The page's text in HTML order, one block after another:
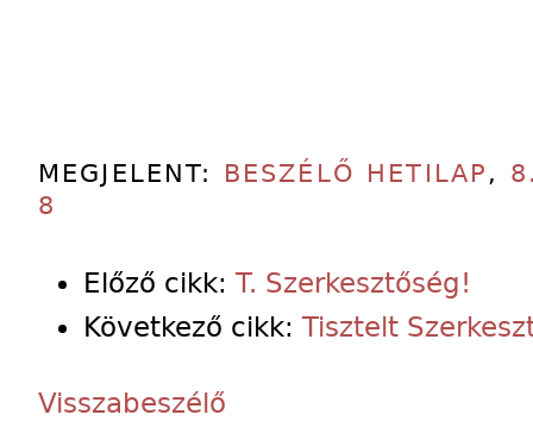
MEGJELENT: BESZÉLŐ HETILAP ,
8
Előző cikk: T. Szerkesztőség!
Következő cikk: Tisztelt
Visszabeszélő